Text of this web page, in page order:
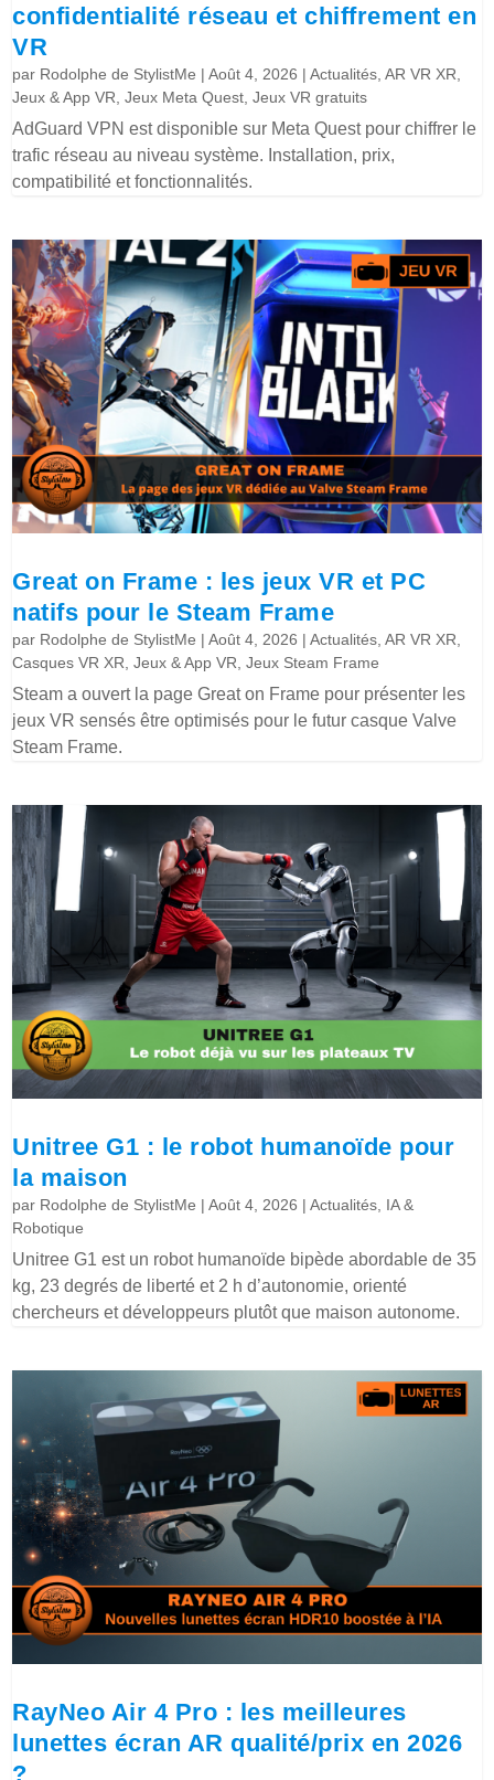
confidentialité réseau et chiffrement en
VR
par Rodolphe de StylistMe |Août 4, 2026 |Actualités ,AR VR XR
Jeux & App VR ,Jeux Meta Quest ,Jeux VR gratuits
AdGuard VPN est disponible sur Meta Quest pour chiffrer le
trafic réseau au niveau système. Installation, prix,
compatibilité et fonctionnalités.
Great on Frame : les jeux VR et PC
natifs pour le Steam Frame
par Rodolphe de StylistMe |Août 4, 2026 |Actualités ,AR VR XR
Casques VR XR ,Jeux & App VR ,Jeux Steam Frame
Steam a ouvert la page Great on Frame pour présenter les
jeux VR sensés être optimisés pour le futur casque Valve
Steam Frame.
Unitree G1 : le robot humanoïde pour
la maison
par Rodolphe de StylistMe |Août 4, 2026 |Actualités IA &
Robotique
Unitree G1 est un robot humanoïde bipède abordable de 35
kg, 23 degrés de liberté et 2 h d’autonomie, orienté
chercheurs et développeurs plutôt que maison autonome.
RayNeo Air 4 Pro : les meilleures
lunettes écran AR qualité/prix en 2026
?